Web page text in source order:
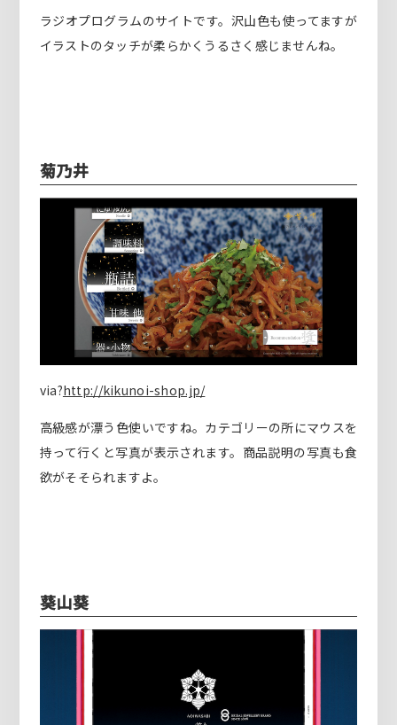
ラジオプログラムのサイトです。沢山色も使ってますが
イラストのタッチが柔らかくうるさく感じませんね。
菊乃井
via?http://kikunoi-shop.jp/
高級感が漂う色使いですね。カテゴリーの所にマウスを
持って行くと写真が表示されます。商品説明の写真も食
欲がそそられますよ。
葵山葵